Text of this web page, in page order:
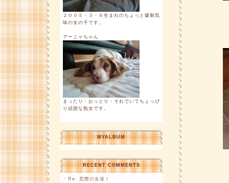
２００５・３・６生まれのちょっと爆裂気
味の女の子です。
アーニャちゃん
まったり・おっとり・それでいてちょっぴ
り頑固な熟女です。
MYALBUM
RECENT COMMENTS
・ Re: 窓際の女達！